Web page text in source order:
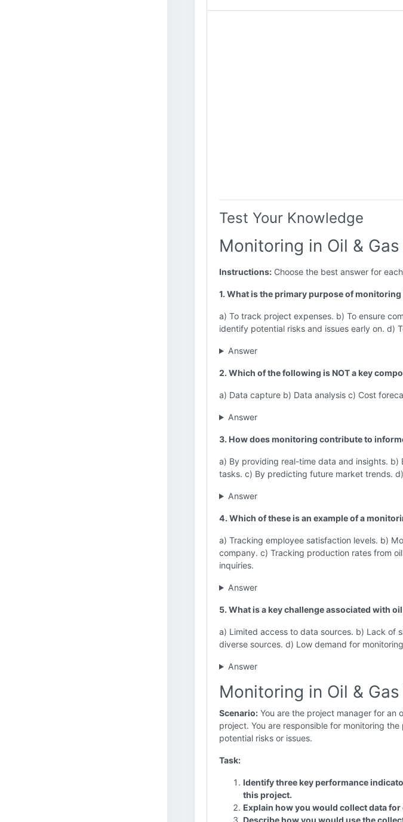
Test Your Knowledge
Monitoring in Oil & Gas
Instructions: Choose the best answer for
1. What is the primary purpose of
a) To track project expenses. b) To ensure
identify potential risks and issues early on. d)
Answer
2. Which of the following is NOT a key
a) Data capture b) Data analysis c) Cost
Answer
3. How does monitoring contribute to
a) By providing real-time data and insights.
tasks. c) By predicting future market trends.
Answer
4. Which of these is an example of a
a) Tracking employee satisfaction levels. b)
company. c) Tracking production rates from
inquiries.
Answer
5. What is a key challenge associated with
a) Limited access to data sources. b) Lack of
diverse sources. d) Low demand for
Answer
Monitoring in Oil &
Scenario: You are the project manager for an
project. You are responsible for monitoring
potential risks or issues.
Task:
Identify three key performance
this project.
Explain how you would collect data for
Describe how you would use the